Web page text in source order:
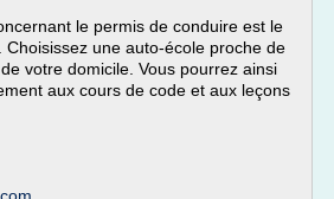
le permis de conduire est le
Choisissez une auto-école proche de
votre domicile. Vous pourrez ainsi
aux cours de code et aux leçons